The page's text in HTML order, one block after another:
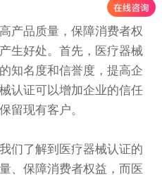
产品质量，保障消费者权
生好处。首先，医疗器械
知名度和信誉度，提高企
认证可以增加企业的信任
留现有客户。
们了解到医疗器械认证的
、保障消费者权益，而医